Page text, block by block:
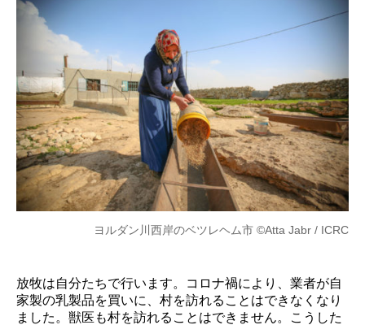
ヨルダン川西岸のベツレヘム市 ©Atta Jabr / ICRC
放牧は自分たちで行います。コロナ禍により、業者が自
家製の乳製品を買いに、村を訪れることはできなくなり
ました。獣医も村を訪れることはできません。こうした